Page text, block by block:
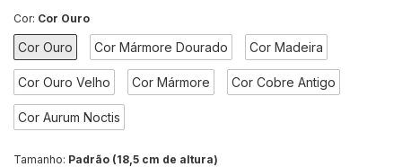
Cor: Cor Ouro
Cor Ouro Cor Mármore Dourado Cor Madeira
Cor Ouro Velho Cor Mármore Cor Cobre Antigo
Cor Aurum Noctis
Tamanho: Padrão (18,5 cm de altura)